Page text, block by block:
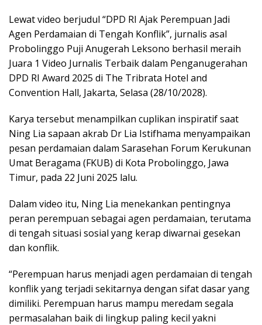
Lewat video berjudul “DPD RI Ajak Perempuan Jadi
Agen Perdamaian di Tengah Konflik”, jurnalis asal
Probolinggo Puji Anugerah Leksono berhasil meraih
Juara 1 Video Jurnalis Terbaik dalam Penganugerahan
DPD RI Award 2025 di The Tribrata Hotel and
Convention Hall, Jakarta, Selasa (28/10/2028).
Karya tersebut menampilkan cuplikan inspiratif saat
Ning Lia sapaan akrab Dr Lia Istifhama menyampaikan
pesan perdamaian dalam Sarasehan Forum Kerukunan
Umat Beragama (FKUB) di Kota Probolinggo, Jawa
Timur, pada 22 Juni 2025 lalu.
Dalam video itu, Ning Lia menekankan pentingnya
peran perempuan sebagai agen perdamaian, terutama
di tengah situasi sosial yang kerap diwarnai gesekan
dan konflik.
“Perempuan harus menjadi agen perdamaian di tengah
konflik yang terjadi sekitarnya dengan sifat dasar yang
dimiliki. Perempuan harus mampu meredam segala
permasalahan baik di lingkup paling kecil yakni